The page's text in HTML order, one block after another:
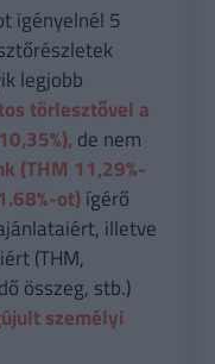
igényelnél 5
legjobb
törlesztővel a
de nem
(THM 11,29%-
ot)ígérő
illetve
(THM,
összeg, stb.)
személyi